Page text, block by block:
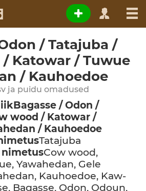
/ Tatajuba /
Katowar / Tuwue
/ Kauhoedoe
ja puidu omadused
Bagasse / Odon /
wood / Katowar /
/ Kauhoedoe
Tatajuba
Cow wood,
Yawahedan, Gele
Kauhoedoe, Kaw-
Bagasse, Odon, Odoun,